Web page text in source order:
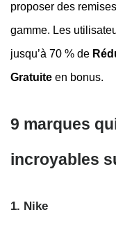
proposer des
gamme. Les
jusqu’à 70 % de
Gratuite en bonus.
9 marques
incroyables
1. Nike